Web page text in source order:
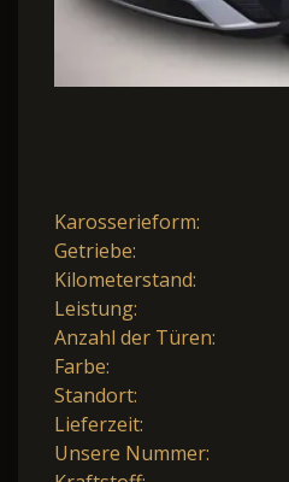
Karosserieform:
Getriebe:
Kilometerstand:
Leistung:
Anzahl der Türen:
Farbe:
Standort:
Lieferzeit:
Unsere Nummer: